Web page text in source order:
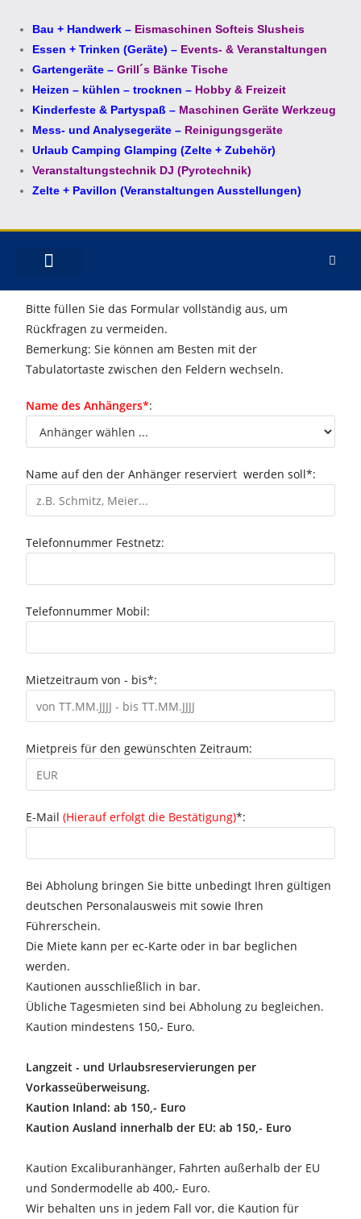
Bau + Handwerk – Eismaschinen Softeis Slusheis
Essen + Trinken (Geräte) – Events- & Veranstaltungen
Gartengeräte – Grill´s Bänke Tische
Heizen – kühlen – trocknen – Hobby & Freizeit
Kinderfeste & Partyspaß – Maschinen Geräte Werkzeug
Mess- und Analysegeräte – Reinigungsgeräte
Urlaub Camping Glamping (Zelte + Zubehör)
Veranstaltungstechnik DJ (Pyrotechnik)
Zelte + Pavillon (Veranstaltungen Ausstellungen)
Bitte füllen Sie das Formular vollständig aus, um
Rückfragen zu vermeiden.
Bemerkung: Sie können am Besten mit der
Tabulatortaste zwischen den Feldern wechseln.
Name des Anhängers*:
Name auf den der Anhänger reserviert werden soll*:
Telefonnummer Festnetz:
Telefonnummer Mobil:
Mietzeitraum von - bis*:
Mietpreis für den gewünschten Zeitraum:
E-Mail(Hierauf erfolgt die Bestätigung)*:
Bei Abholung bringen Sie bitte unbedingt Ihren gültigen
deutschen Personalausweis mit sowie Ihren
Führerschein.
Die Miete kann per ec-Karte oder in bar beglichen
werden.
Kautionen ausschließlich in bar.
Übliche Tagesmieten sind bei Abholung zu begleichen.
Kaution mindestens 150,- Euro.
Langzeit - und Urlaubsreservierungen per
Vorkasseüberweisung.
Kaution Inland: ab 150,- Euro
Kaution Ausland innerhalb der EU: ab 150,- Euro
Kaution Excaliburanhänger, Fahrten außerhalb der EU
und Sondermodelle ab 400,- Euro.
Wir behalten uns in jedem Fall vor, die Kaution für